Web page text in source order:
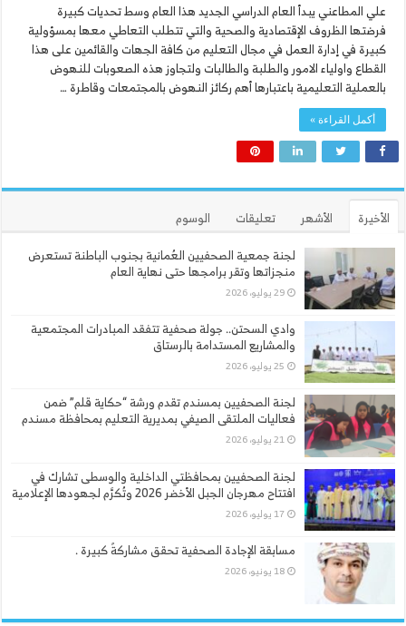
علي المطاعني يبدأ العام الدراسي الجديد هذا العام وسط تحديات كبيرة
فرضتها الظروف الإقتصادية والصحية والتي تتطلب التعاطي معها بمسؤولية
كبيرة في إدارة العمل في مجال التعليم من كافة الجهات والقائمين على هذا
القطاع واولياء الامور والطلبة والطالبات ولتجاوز هذه الصعوبات للنهوض
بالعملية التعليمية باعتبارها أهم ركائز النهوض بالمجتمعات وقاطرة …
أكمل القراءة »
الأخيرة الأشهر تعليقات
الوسوم
لجنة جمعية الصحفيين العُمانية بجنوب الباطنة تستعرض
منجزاتها وتقر برامجها حتى نهاية العام
29 يوليو، 2026
وادي السحتن.. جولة صحفية تتفقد المبادرات المجتمعية
والمشاريع المستدامة بالرستاق
25 يوليو، 2026
لجنة الصحفيين بمسندم تقدم ورشة “حكاية قلم” ضمن
فعاليات الملتقى الصيفي بمديرية التعليم بمحافظة مسندم
21 يوليو، 2026
لجنة الصحفيين بمحافظتي الداخلية والوسطى تشارك في
افتتاح مهرجان الجبل الأخضر 2026 وتُكرَّم لجهودها الإعلامية
17 يوليو، 2026
مسابقة الإجادة الصحفية تحقق مشاركةً كبيرة .
18 يونيو، 2026